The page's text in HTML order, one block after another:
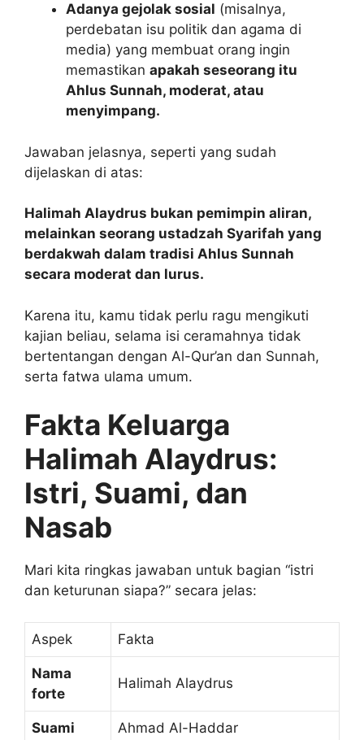
Adanya gejolak sosial (misalnya,
perdebatan isu politik dan agama di
media) yang membuat orang ingin
memastikan apakah seseorang itu
Ahlus Sunnah, moderat, atau
menyimpang.
Jawaban jelasnya, seperti yang sudah
dijelaskan di atas:
Halimah Alaydrus bukan pemimpin aliran,
melainkan seorang ustadzah Syarifah yang
berdakwah dalam tradisi Ahlus Sunnah
secara moderat dan lurus.
Karena itu, kamu tidak perlu ragu mengikuti
kajian beliau, selama isi ceramahnya tidak
bertentangan dengan Al-Qur’an dan Sunnah,
serta fatwa ulama umum.
Fakta Keluarga
Halimah Alaydrus:
Istri, Suami, dan
Nasab
Mari kita ringkas jawaban untuk bagian “istri
dan keturunan siapa?” secara jelas:
Aspek Fakta
Nama
forte
Halimah Alaydrus
Suami Ahmad Al-Haddar